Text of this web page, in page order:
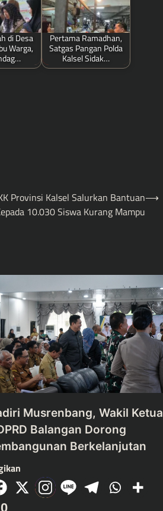
di Desa
Warga,
Pertama Ramadhan,
Satgas Pangan Polda
Kalsel Sidak…
Provinsi Kalsel Salurkan Bantuan
10.030 Siswa Kurang Mampu
⟶
Musrenbang, Wakil Ketua
Balangan Dorong
Berkelanjutan
0